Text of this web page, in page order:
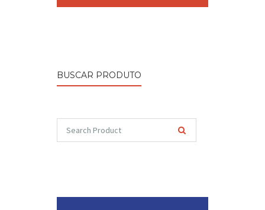
BUSCAR PRODUTO